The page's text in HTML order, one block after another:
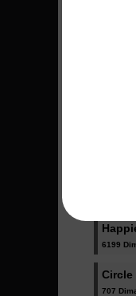
1023
6199
Circle
707